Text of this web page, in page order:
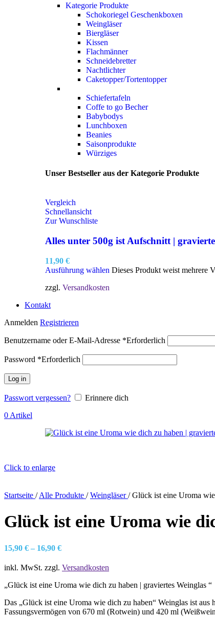
Kategorie Produkte
Schokoriegel Geschenkboxen
Weingläser
Biergläser
Kissen
Flachmänner
Schneidebretter
Nachtlichter
Caketopper/Tortentopper
Schiefertafeln
Coffe to go Becher
Babybodys
Lunchboxen
Beanies
Saisonprodukte
Würziges
Unser Bestseller aus der Kategorie Produkte
Vergleich
Schnellansicht
Zur Wunschliste
Alles unter 500g ist Aufschnitt |
11,90 €
Ausführung wählen Dieses Produkt weist mehrere
zzgl. Versandkosten
Kontakt
Anmelden Registrieren
Benutzername oder E-Mail-Adresse *Erforderlich
Password *Erforderlich
Log in
Passwort vergessen?
Erinnere dich
0 Artikel
Click to enlarge
Startseite / Alle Produkte / Weingläser/ Glück ist eine Uroma
Glück ist eine Uroma wie
15,90 € – 16,90 €
inkl. MwSt. zzgl. Versandkosten
„Glück ist eine Uroma wie dich zu haben | graviertes Weinglas “
Das „Glück ist eine Uroma wie dich zu haben“ Weinglas ist
Fassungsvermögen von 670 ml (Rotwein) und 420 ml